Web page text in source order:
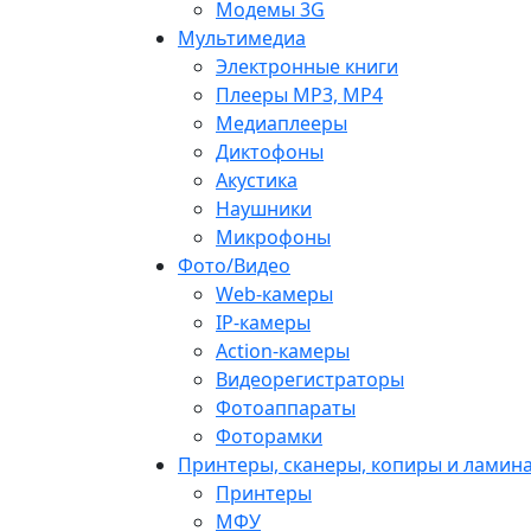
Модемы 3G
Мультимедиа
Электронные книги
Плееры MP3, MP4
Медиаплееры
Диктофоны
Акустика
Наушники
Микрофоны
Фото/Видео
Web-камеры
IP-камеры
Action-камеры
Видеорегистраторы
Фотоаппараты
Фоторамки
Принтеры, сканеры, копиры и
Принтеры
МФУ